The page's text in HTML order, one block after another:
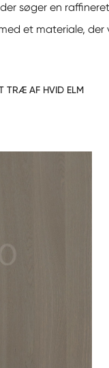
søger en
et materiale, der
TRÆ AF HVID ELM